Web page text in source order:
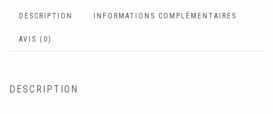
DESCRIPTION INFORMATIONS COMPLÉMENTAIRES
AVIS (0)
DESCRIPTION